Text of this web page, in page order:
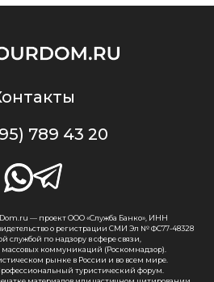
789 43 20
— проект ООО «Служба Банко», ИНН
о регистрации СМИ Эл № ФС77-48328
службой по надзору в сфере связи,
коммуникаций (Роскомнадзор).
рынке в России и во всем мире.
туристический форум.